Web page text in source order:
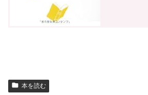
本を読む